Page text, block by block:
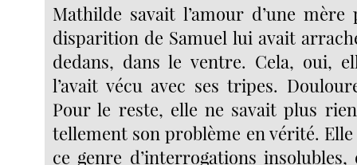
Mathilde savait l’amour d’une
disparition de Samuel lui avait
dedans, dans le ventre. Cela, oui,
l’avait vécu avec ses tripes.
Pour le reste, elle ne savait plus
tellement son problème en vérité. Elle
ce genre d’interrogations